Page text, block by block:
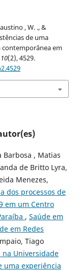
, W. ., &
de uma
em
10(2), 4529.
Barbosa , Matias
de Britto Lyra,
Menezes,
dos processos de
em um Centro
, Saúde em
em Redes
Tiago
Universidade
uma experiência